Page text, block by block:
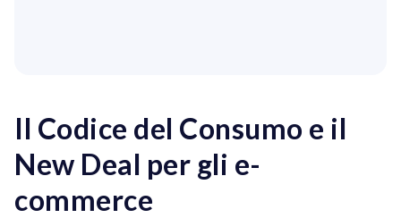
Il Codice del Consumo e il
New Deal per gli e-
commerce